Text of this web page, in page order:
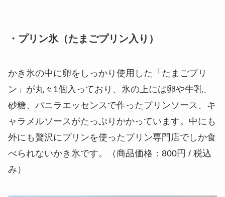
・プリン氷（たまごプリン入り）
かき氷の中に卵をしっかり使用した「たまごプリ
ン」が丸々1個入っており、氷の上には卵や牛乳、
砂糖、バニラエッセンスで作ったプリンソース、キ
ャラメルソースがたっぷりかかっています。中にも
外にも贅沢にプリンを使ったプリン専門店でしか食
べられないかき氷です。（商品価格：800円 / 税込
み）